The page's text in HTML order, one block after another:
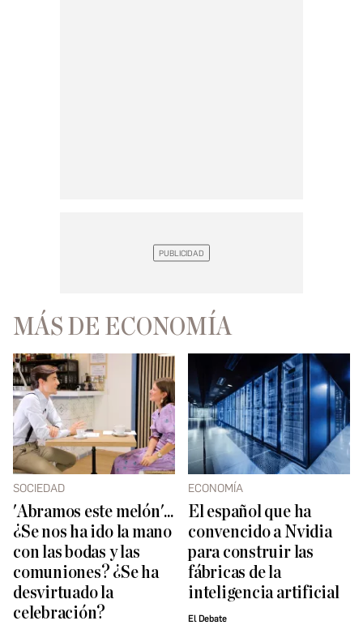
MÁS DE ECONOMÍA
SOCIEDAD
'Abramos este melón'...
¿Se nos ha ido la mano
con las bodas y las
comuniones? ¿Se ha
desvirtuado la
celebración?
ECONOMÍA
El español que ha
convencido a Nvidia
para construir las
fábricas de la
inteligencia artificial
El Debate